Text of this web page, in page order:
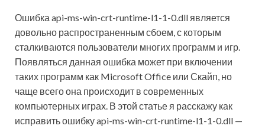
Ошибка api-ms-win-crt-runtime-l1-1-0.dll является
довольно распространенным сбоем, с которым
сталкиваются пользователи многих программ и игр.
Появляться данная ошибка может при включении
таких программ как Microsoft Office или Скайп, но
чаще всего она происходит в современных
компьютерных играх. В этой статье я расскажу как
исправить ошибку api-ms-win-crt-runtime-l1-1-0.dll —